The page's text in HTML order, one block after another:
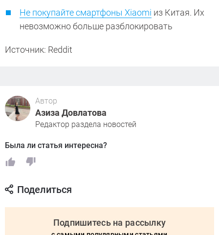
Не покупайте смартфоны Xiaomi из Китая. Их
невозможно больше разблокировать
Источник: Reddit
Автор
Азиза Довлатова
Редактор раздела новостей
Была ли статья интересна?
Поделиться
Подпишитесь на рассылку